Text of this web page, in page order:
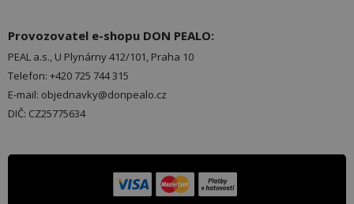
Provozovatel e-shopu DON PEALO:
PEAL a.s., U Plynárny 412/101, Praha 10
Telefon: +420 725 744 315
E-mail: objednavky@donpealo.cz
DIČ: CZ25775634